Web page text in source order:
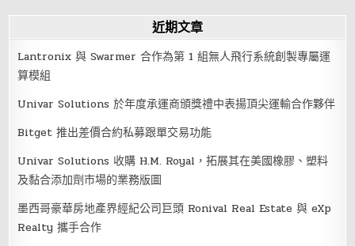
近期文章
Lantronix 與 Swarmer 合作為第 1 組無人飛行系統創製專屬運
算模組
Univar Solutions 於年度承運商頒獎禮中表揚頂尖運輸合作夥伴
Bitget 推出差價合約私募跟單交易功能
Univar Solutions 收購 H.M. Royal，拓展其在美國橡膠、塑料
及黏合添加劑市場的業務版圖
墨西哥豪華房地產界經紀公司巨頭 Ronival Real Estate 與 eXp
Realty 攜手合作